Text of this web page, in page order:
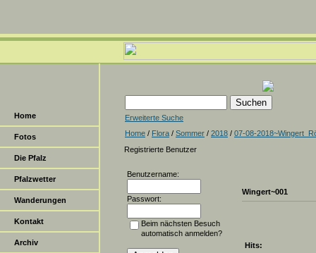
Home
Fotos
Die Pfalz
Pfalzwetter
Wanderungen
Kontakt
Archiv
Erweiterte Suche
Home / Flora / Sommer / 2018 / 07-08-
Registrierte Benutzer
Benutzername:
Passwort:
Beim nächsten Besuch
automatisch anmelden?
Wingert~001
Hits: